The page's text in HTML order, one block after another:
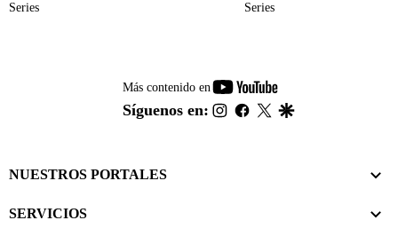
Series Series
Más contenido en
youtube-
footer
Síguenos en: instagram
facebook
twitter
NUESTROS PORTALES
SERVICIOS